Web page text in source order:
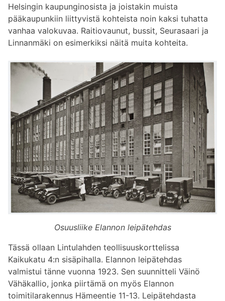
Helsingin kaupunginosista ja joistakin muista
pääkaupunkiin liittyvistä kohteista noin kaksi tuhatta
vanhaa valokuvaa. Raitiovaunut, bussit, Seurasaari ja
Linnanmäki on esimerkiksi näitä muita kohteita.
Osuusliike Elannon leipätehdas
Tässä ollaan Lintulahden teollisuuskorttelissa
Kaikukatu 4:n sisäpihalla. Elannon leipätehdas
valmistui tänne vuonna 1923. Sen suunnitteli Väinö
Vähäkallio, jonka piirtämä on myös Elannon
toimitilarakennus Hämeentie 11-13. Leipätehdasta